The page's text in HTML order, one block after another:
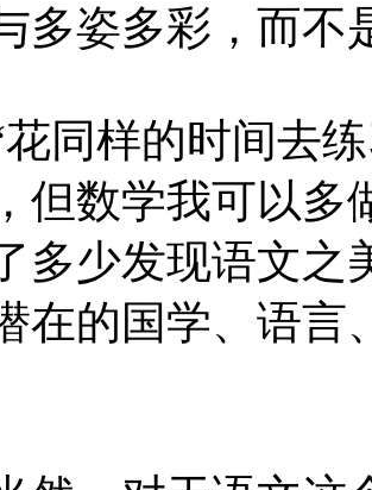
多姿多彩，而不
样的时间去练
但数学我可以多
多少发现语文之
在的国学、语言